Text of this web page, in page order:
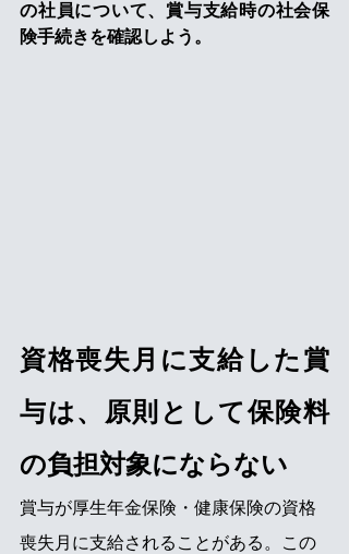
の社員について、賞与支給時の社会保
険手続きを確認しよう。
資格喪失月に支給した賞
与は、原則として保険料
の負担対象にならない
賞与が厚生年金保険・健康保険の資格
喪失月に支給されることがある。この